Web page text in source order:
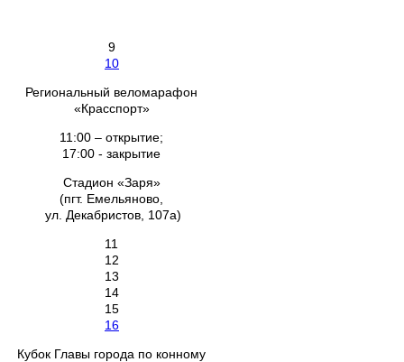
9
10
Региональный веломарафон
«Красспорт»
11:00 – открытие;
17:00 - закрытие
Стадион «Заря»
(пгт. Емельяново,
ул. Декабристов, 107а)
11
12
13
14
15
16
Кубок Главы города по конному